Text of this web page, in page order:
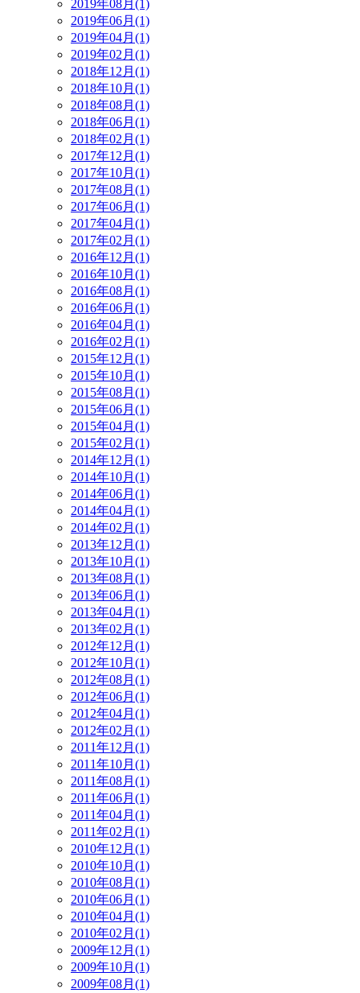
2019年08月(1)
2019年06月(1)
2019年04月(1)
2019年02月(1)
2018年12月(1)
2018年10月(1)
2018年08月(1)
2018年06月(1)
2018年02月(1)
2017年12月(1)
2017年10月(1)
2017年08月(1)
2017年06月(1)
2017年04月(1)
2017年02月(1)
2016年12月(1)
2016年10月(1)
2016年08月(1)
2016年06月(1)
2016年04月(1)
2016年02月(1)
2015年12月(1)
2015年10月(1)
2015年08月(1)
2015年06月(1)
2015年04月(1)
2015年02月(1)
2014年12月(1)
2014年10月(1)
2014年06月(1)
2014年04月(1)
2014年02月(1)
2013年12月(1)
2013年10月(1)
2013年08月(1)
2013年06月(1)
2013年04月(1)
2013年02月(1)
2012年12月(1)
2012年10月(1)
2012年08月(1)
2012年06月(1)
2012年04月(1)
2012年02月(1)
2011年12月(1)
2011年10月(1)
2011年08月(1)
2011年06月(1)
2011年04月(1)
2011年02月(1)
2010年12月(1)
2010年10月(1)
2010年08月(1)
2010年06月(1)
2010年04月(1)
2010年02月(1)
2009年12月(1)
2009年10月(1)
2009年08月(1)